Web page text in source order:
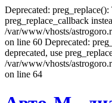
Deprecated:
preg_replace_callback
/var/www/vhosts/
on line 60 Deprecated:
deprecated, use
/var/www/vhosts/
on line 64